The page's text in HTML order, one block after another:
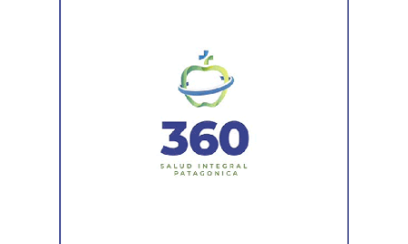
sectores más deteriorados y mejorar las condiciones de